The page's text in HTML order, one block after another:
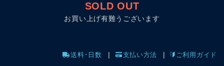
SOLD OUT
お買い上げ有難うございます
送料･日数 支払い方法 ご利用ガイド